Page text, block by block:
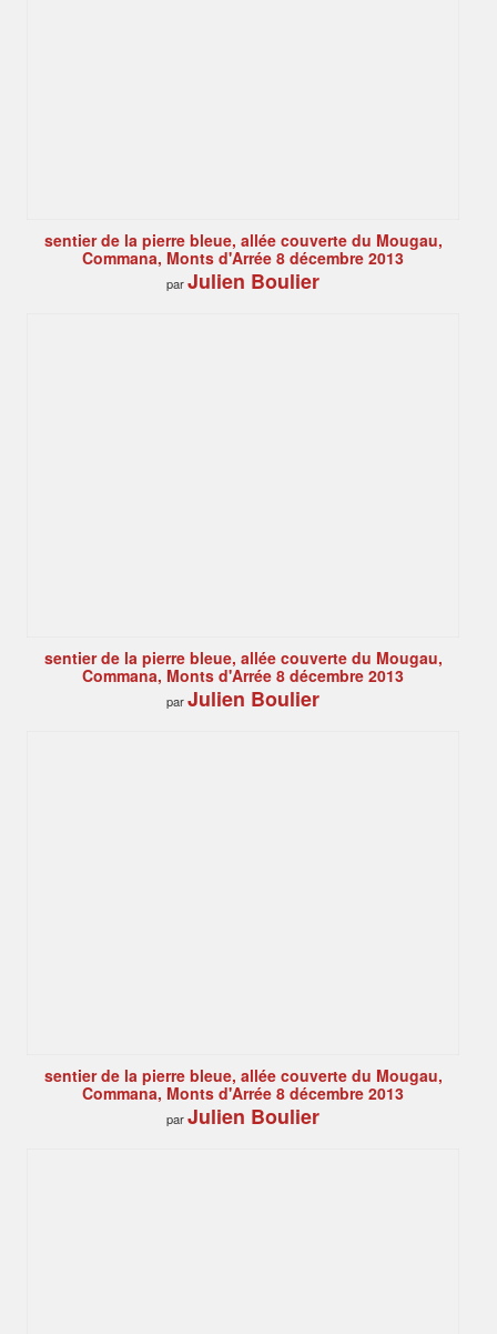
sentier de la pierre bleue, allée couverte du Mougau,
Commana, Monts d'Arrée 8 décembre 2013
parJulien Boulier
sentier de la pierre bleue, allée couverte du Mougau,
Commana, Monts d'Arrée 8 décembre 2013
parJulien Boulier
sentier de la pierre bleue, allée couverte du Mougau,
Commana, Monts d'Arrée 8 décembre 2013
parJulien Boulier